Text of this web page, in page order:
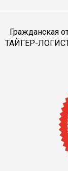
Гражданская
ТАЙГЕР-